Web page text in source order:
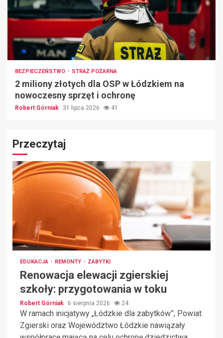
BEZPIECZEŃSTWO STRAŻ POŻARNA
2 miliony złotych dla OSP w Łódzkiem na
nowoczesny sprzęt i ochronę
Robert Górniak 31 lipca 2026 41
Przeczytaj
EDUKACJA REMONTY ZABYTKI
Renowacja elewacji zgierskiej
szkoły: przygotowania w toku
Robert Górniak 6 sierpnia 2026 24
W ramach inicjatywy „Łódzkie dla zabytków”, Powiat
Zgierski oraz Województwo Łódzkie nawiązały